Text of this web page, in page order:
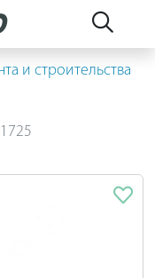
и строительства